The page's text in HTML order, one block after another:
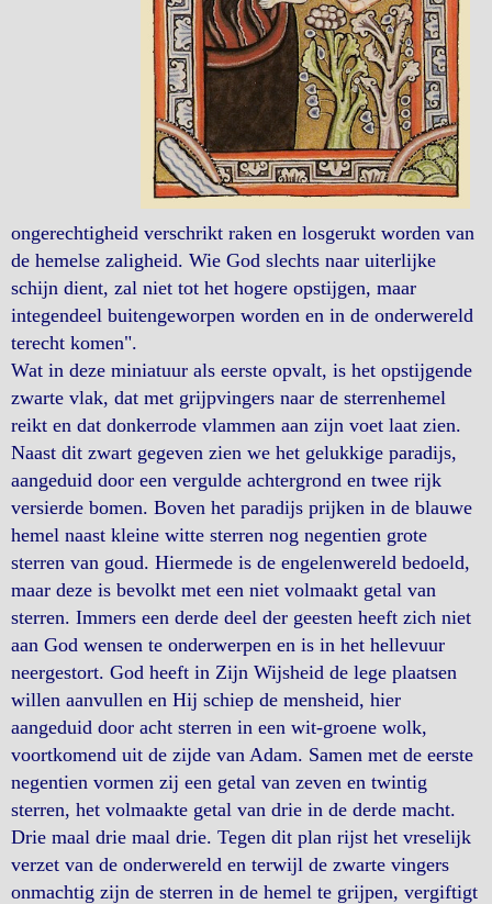
ongerechtigheid verschrikt raken en losgerukt worden van
de hemelse zaligheid. Wie God slechts naar uiterlijke
schijn dient, zal niet tot het hogere opstijgen, maar
integendeel buitengeworpen worden en in de onderwereld
terecht komen".
Wat in deze miniatuur als eerste opvalt, is het opstijgende
zwarte vlak, dat met grijpvingers naar de sterrenhemel
reikt en dat donkerrode vlammen aan zijn voet laat zien.
Naast dit zwart gegeven zien we het gelukkige paradijs,
aangeduid door een vergulde achtergrond en twee rijk
versierde bomen. Boven het paradijs prijken in de blauwe
hemel naast kleine witte sterren nog negentien grote
sterren van goud. Hiermede is de engelenwereld bedoeld,
maar deze is bevolkt met een niet volmaakt getal van
sterren. Immers een derde deel der geesten heeft zich niet
aan God wensen te onderwerpen en is in het hellevuur
neergestort. God heeft in Zijn Wijsheid de lege plaatsen
willen aanvullen en Hij schiep de mensheid, hier
aangeduid door acht sterren in een wit-groene wolk,
voortkomend uit de zijde van Adam. Samen met de eerste
negentien vormen zij een getal van zeven en twintig
sterren, het volmaakte getal van drie in de derde macht.
Drie maal drie maal drie. Tegen dit plan rijst het vreselijk
verzet van de onderwereld en terwijl de zwarte vingers
onmachtig zijn de sterren in de hemel te grijpen, vergiftigt